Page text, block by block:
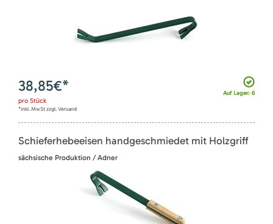
Auf Lager: 6
38,85€*
pro Stück
*inkl. MwSt zzgl. Versand
Schieferhebeeisen handgeschmiedet mit Holzgriff
sächsische Produktion / Adner